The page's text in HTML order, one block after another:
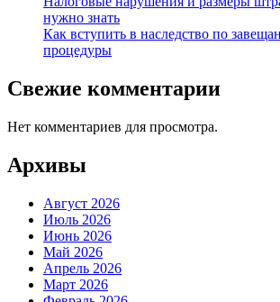
нужно знать
Как вступить в наследство по
процедуры
Свежие комментарии
Нет комментариев для просмотра.
Архивы
Август 2026
Июль 2026
Июнь 2026
Май 2026
Апрель 2026
Март 2026